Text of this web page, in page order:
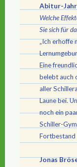
Abitur-
Welche
Sie sich für
„Ich erhoffe
Eine
belebt auch
aller
Laune bei.
noch ein
Schiller-
Fortbestand
Jonas